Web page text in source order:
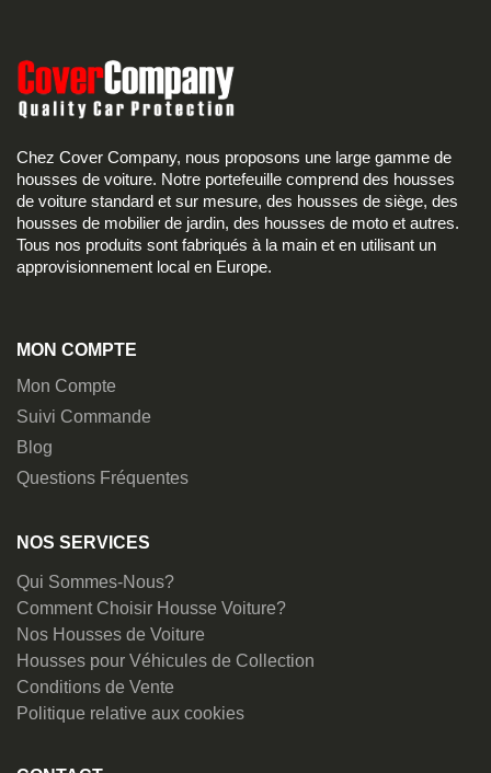
Chez Cover Company, nous proposons une large gamme de
housses de voiture. Notre portefeuille comprend des housses
de voiture standard et sur mesure, des housses de siège, des
housses de mobilier de jardin, des housses de moto et autres.
Tous nos produits sont fabriqués à la main et en utilisant un
approvisionnement local en Europe.
MON COMPTE
Mon Compte
Suivi Commande
Blog
Questions Fréquentes
NOS SERVICES
Qui Sommes-Nous?
Comment Choisir Housse Voiture?
Nos Housses de Voiture
Housses pour Véhicules de Collection
Conditions de Vente
Politique relative aux cookies